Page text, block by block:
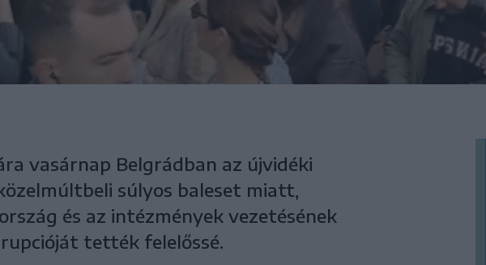
vasárnap Belgrádban az újvidéki
súlyos baleset miatt,
és az intézmények vezetésének
tették felelőssé.